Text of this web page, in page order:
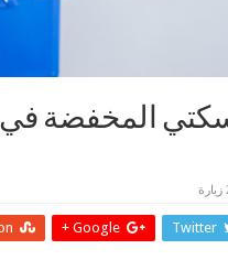
المخفضة في
Twitter
Google +